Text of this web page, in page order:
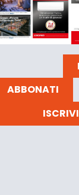
ABBONATI